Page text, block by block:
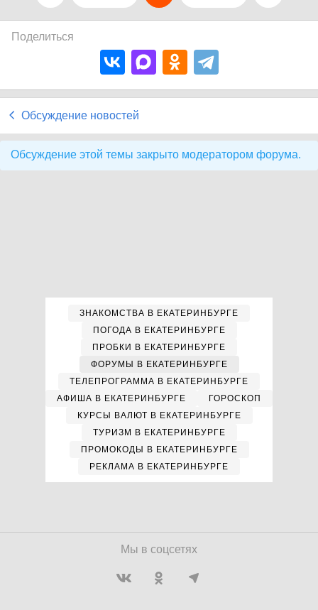
Поделиться
Обсуждение новостей
Обсуждение этой темы закрыто модератором форума.
ЗНАКОМСТВА В ЕКАТЕРИНБУРГЕ
ПОГОДА В ЕКАТЕРИНБУРГЕ
ПРОБКИ В ЕКАТЕРИНБУРГЕ
ФОРУМЫ В ЕКАТЕРИНБУРГЕ
ТЕЛЕПРОГРАММА В ЕКАТЕРИНБУРГЕ
АФИША В ЕКАТЕРИНБУРГЕ
ГОРОСКОП
КУРСЫ ВАЛЮТ В ЕКАТЕРИНБУРГЕ
ТУРИЗМ В ЕКАТЕРИНБУРГЕ
ПРОМОКОДЫ В ЕКАТЕРИНБУРГЕ
РЕКЛАМА В ЕКАТЕРИНБУРГЕ
Мы в соцсетях